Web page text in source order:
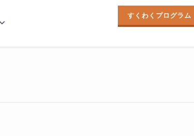
すくわくプログラム